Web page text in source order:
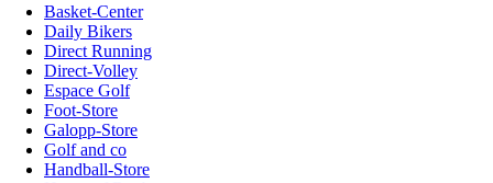
Basket-Center
Daily Bikers
Direct Running
Direct-Volley
Espace Golf
Foot-Store
Galopp-Store
Golf and co
Handball-Store